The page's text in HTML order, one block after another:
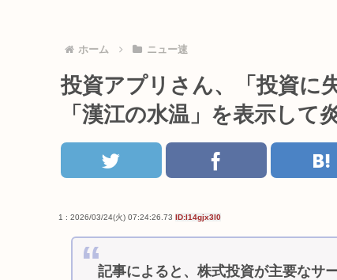
ホーム ニュー速
投資アプリさん、「投資に
「漢江の水温」を表示して
1 : 2026/03/24(火) 07:24:26.73 ID:l14gjx3l0
記事によると、株式投資が主要なサ